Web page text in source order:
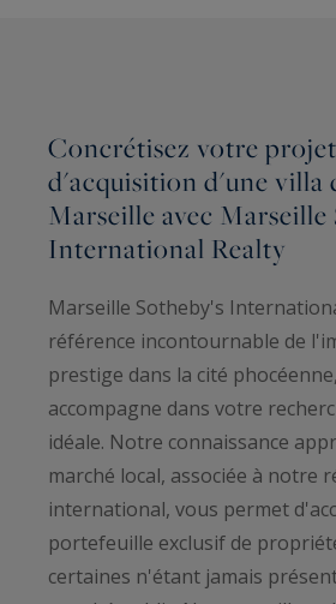
Concrétisez votre projet
d'acquisition d'une villa
Marseille avec Marseille
International Realty
Marseille Sotheby's
référence incontournable de
prestige dans la cité
accompagne dans votre
idéale. Notre connaissance
marché local, associée à notre
international, vous permet
portefeuille exclusif de
certaines n'étant jamais